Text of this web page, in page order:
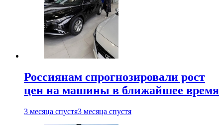
Россиянам спрогнозировали рост
цен на машины в ближайшее время
3 месяца спустя3 месяца спустя